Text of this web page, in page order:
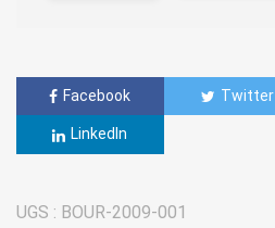
Facebook Twitter
LinkedIn
UGS : BOUR-2009-001